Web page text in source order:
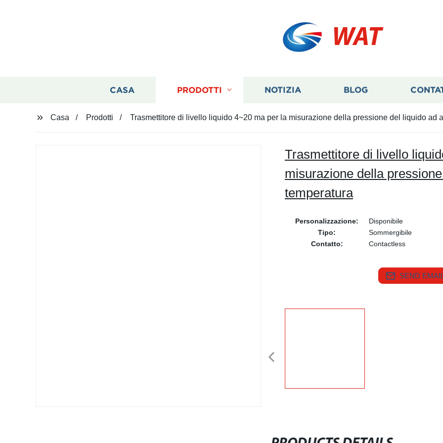
WAT
CASA PRODOTTI NOTIZIA BLOG
Casa Prodotti Trasmettitore di livello liquido 4~20 ma per la misurazione della pressione del liquido ad
Trasmettitore di livello
misurazione della
temperatura
Personalizzazione:
Disponibile
Tipo:
Sommergibile
Contatto:
Contactless
SEND